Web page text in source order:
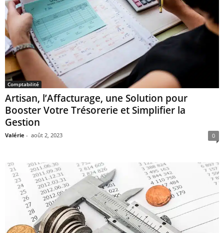
Comptabilité
Artisan, l’Affacturage, une Solution pour
Booster Votre Trésorerie et Simplifier la
Gestion
Valérie - août 2, 2023 0